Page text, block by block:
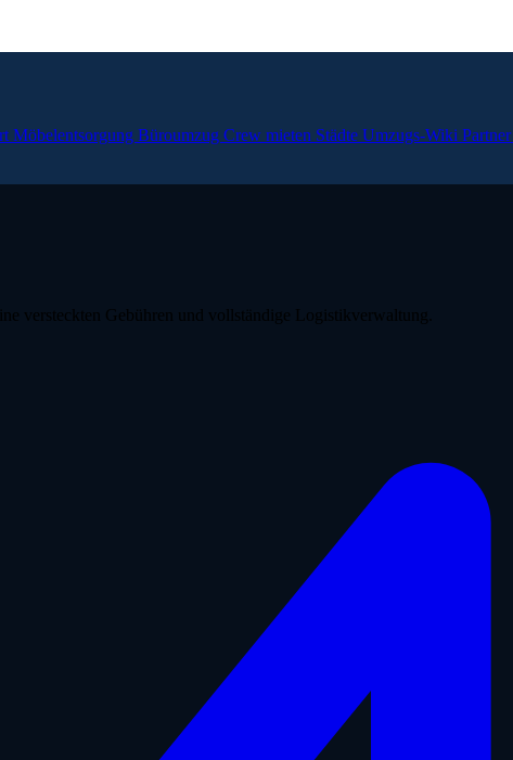
Möbelentsorgung Büroumzug Crew mieten Städte Umzugs-Wiki Partner
versteckten Gebühren und vollständige Logistikverwaltung.